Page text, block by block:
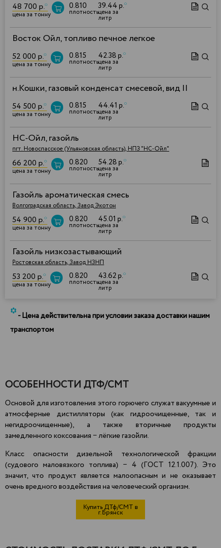
48 700 р.*
цена за тонну
0.810
плотность
39.44 р.*
цена за
литр
Восток Ойл, топливо печное легкое
52 000 р.*
цена за тонну
0.815
плотность
42.38 р.*
цена за
литр
н.Кошки, газовый конденсат смесевой, вид II
54 500 р.*
цена за тонну
0.815
плотность
44.41 р.*
цена за
литр
НС-Ойл, газойль
пгт. Новоспасское (Ульяновская область), НПЗ "НС-Ойл"
66 200 р.*
цена за тонну
0.820
плотность
54.28 р.*
цена за
литр
Газойль ароматическая смесь
Волгоградская область, Завод Экотон
54 900 р.*
цена за тонну
0.820
плотность
45.01 р.*
цена за
литр
Газойль низкозастывающий
Ростовская область, Завод НЗНП
53 200 р.*
цена за тонну
0.820
плотность
43.62 р.*
цена за
литр
*- Цена действительна при условии заказа доставки нашим
транспортом
ОСОБЕННОСТИ ДТФ/СМТ
Основой для изготовления этого горючего служат вакуумные и
атмосферные дистилляторы (как гидроочищенные, так и
негидроочищенные), а также вторичные продукты
замедленного коксования − лёгкие газойли.
Класс опасности дизельной технологической фракции
(судового маловязкого топлива) − 4 (ГОСТ 12.1.007). Это
значит, что продукт являетсямалоопасным и не оказывает
очень вредного воздействия на человеческий организм.
Купить ДТф/СМТ в
г.Брянск